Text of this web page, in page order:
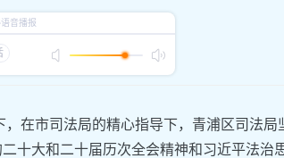
在市司法局的精心指导下，青浦区司法局
十大和二十届历次全会精神和习近平法治